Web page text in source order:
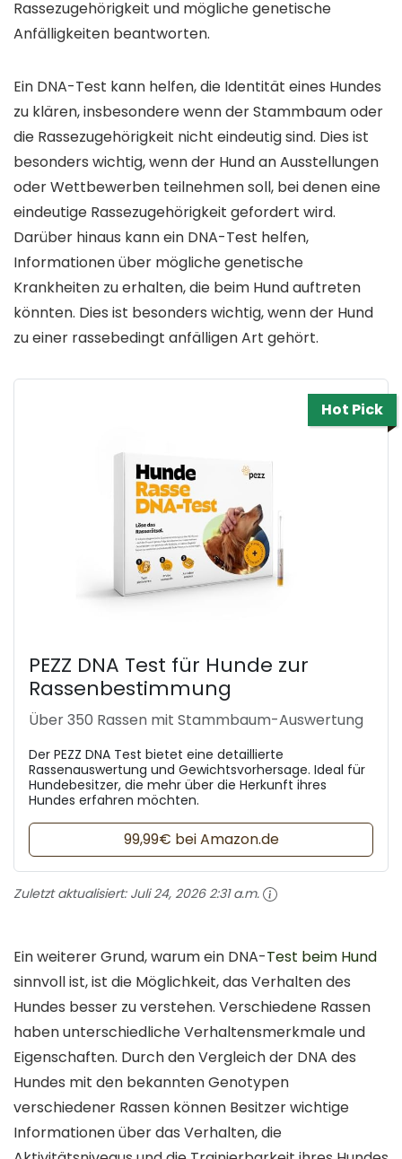
Rassezugehörigkeit und mögliche genetische
Anfälligkeiten beantworten.
Ein DNA-Test kann helfen, die Identität eines Hundes
zu klären, insbesondere wenn der Stammbaum oder
die Rassezugehörigkeit nicht eindeutig sind. Dies ist
besonders wichtig, wenn der Hund an Ausstellungen
oder Wettbewerben teilnehmen soll, bei denen eine
eindeutige Rassezugehörigkeit gefordert wird.
Darüber hinaus kann ein DNA-Test helfen,
Informationen über mögliche genetische
Krankheiten zu erhalten, die beim Hund auftreten
könnten. Dies ist besonders wichtig, wenn der Hund
zu einer rassebedingt anfälligen Art gehört.
Hot Pick
PEZZ DNA Test für Hunde zur
Rassenbestimmung
Über 350 Rassen mit Stammbaum-Auswertung
Der PEZZ DNA Test bietet eine detaillierte
Rassenauswertung und Gewichtsvorhersage. Ideal für
Hundebesitzer, die mehr über die Herkunft ihres
Hundes erfahren möchten.
99,99€ bei Amazon.de
Zuletzt aktualisiert: Juli 24, 2026 2:31 a.m.
Ein weiterer Grund, warum ein DNA-Test beim Hund
sinnvoll ist, ist die Möglichkeit, das Verhalten des
Hundes besser zu verstehen. Verschiedene Rassen
haben unterschiedliche Verhaltensmerkmale und
Eigenschaften. Durch den Vergleich der DNA des
Hundes mit den bekannten Genotypen
verschiedener Rassen können Besitzer wichtige
Informationen über das Verhalten, die